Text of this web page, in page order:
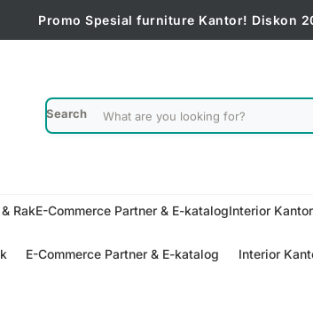
Promo Spesial furniture Kantor! Diskon
Search
RakE-Commerce Partner & E-katalogInterior Kantor
E-Commerce Partner & E-katalog Interior